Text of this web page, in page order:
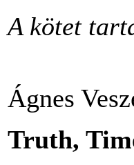
A kötet
Ágnes
Truth,